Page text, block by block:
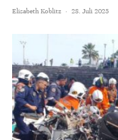
Elisabeth Koblitz · 28. Juli 2025